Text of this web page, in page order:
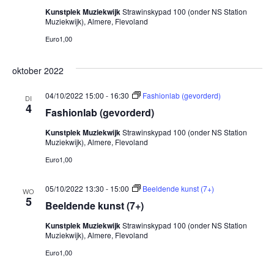
Kunstplek MuziekwijkStrawinskypad 100 (onder NS Station
Muziekwijk), Almere, Flevoland
Euro1,00
oktober 2022
DI
4 Fashionlab (gevorderd)
04/10/2022 15:00 - 16:30 Fashionlab (gevorderd)
Kunstplek MuziekwijkStrawinskypad 100 (onder NS Station
Muziekwijk), Almere, Flevoland
Euro1,00
WO
5 Beeldende kunst (7+)
05/10/2022 13:30 - 15:00 Beeldende kunst (7+)
Kunstplek MuziekwijkStrawinskypad 100 (onder NS Station
Muziekwijk), Almere, Flevoland
Euro1,00